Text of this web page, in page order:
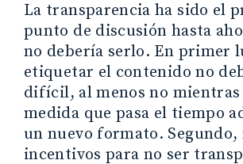
La transparencia ha sido el
punto de discusión hasta
no debería serlo. En primer
etiquetar el contenido no
difícil, al menos no mientras
medida que pasa el tiempo
un nuevo formato. Segundo,
incentivos para no ser